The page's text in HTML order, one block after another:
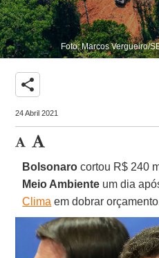
Foto: Marcos Vergueiro/
share
24 Abril 2021
Bolsonaro cortou R$ 240
Meio Ambiente um dia
Clima em dobrar